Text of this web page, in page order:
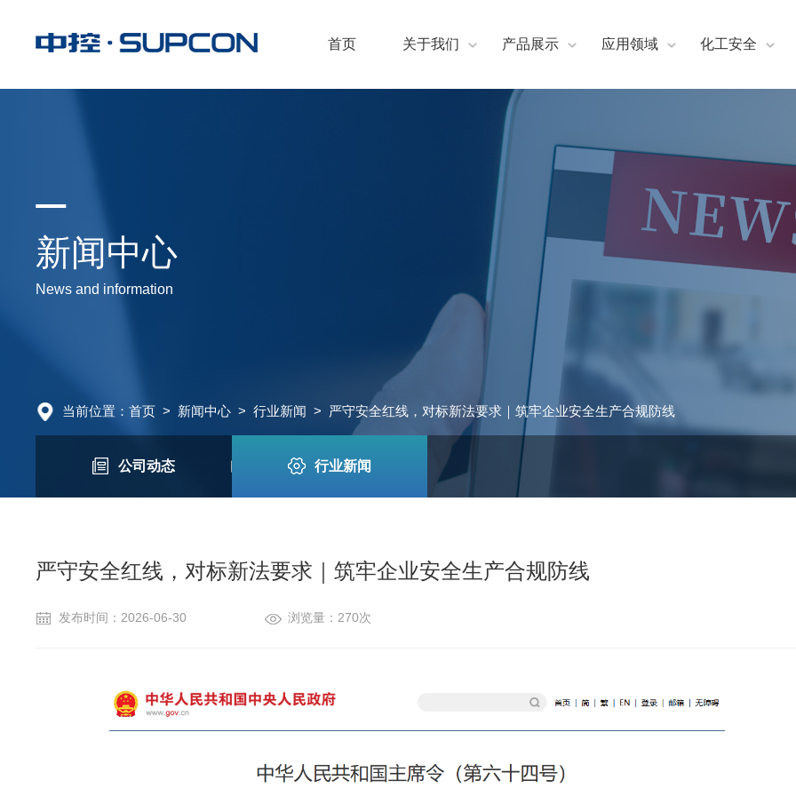
首页 关于我们 产品展示 应用领域 化工安全
新闻中心
News and information
当前位置：首页 > 新闻中心 >行业新闻 > 严守安全红线，对标新法要求｜筑牢企业安全生产合规防线
公司动态 行业新闻
严守安全红线，对标新法要求｜筑牢企业安全生产合规防线
发布时间：2026-06-30 浏览量：270次